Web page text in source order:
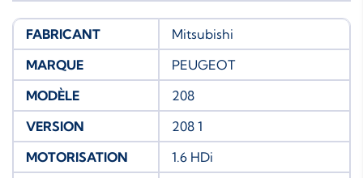
FABRICANT
Mitsubishi
MARQUE
PEUGEOT
MODÈLE
208
VERSION
208 1
MOTORISATION
1.6 HDi